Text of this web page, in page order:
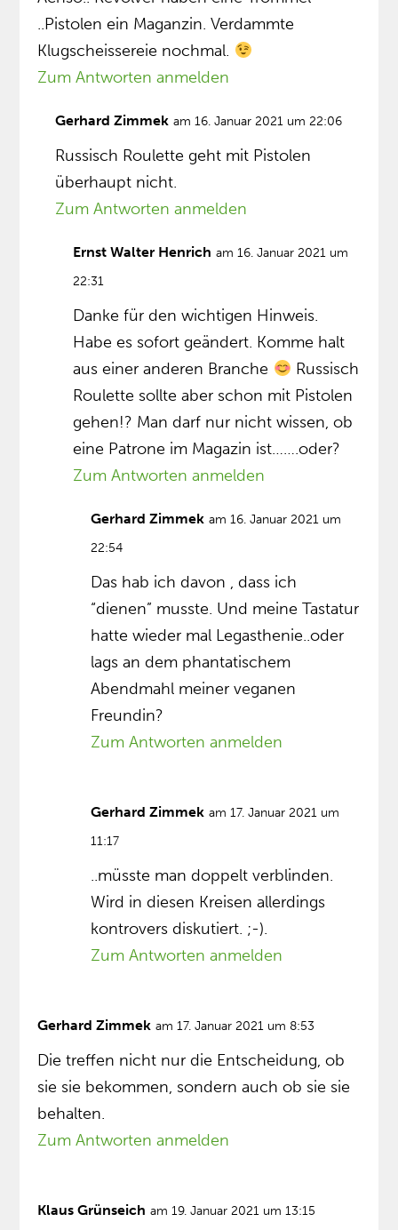
..Pistolen ein Maganzin. Verdammte
Klugscheissereie nochmal.
Zum Antworten anmelden
Gerhard Zimmek am 16. Januar 2021 um 22:06
Russisch Roulette geht mit Pistolen
überhaupt nicht.
Zum Antworten anmelden
Ernst Walter Henrich am 16. Januar 2021 um
22:31
Danke für den wichtigen Hinweis.
Habe es sofort geändert. Komme halt
aus einer anderen Branche
Russisch
Roulette sollte aber schon mit Pistolen
gehen!? Man darf nur nicht wissen, ob
eine Patrone im Magazin ist…….oder?
Zum Antworten anmelden
Gerhard Zimmek am 16. Januar 2021 um
22:54
Das hab ich davon , dass ich
“dienen” musste. Und meine Tastatur
hatte wieder mal Legasthenie..oder
lags an dem phantatischem
Abendmahl meiner veganen
Freundin?
Zum Antworten anmelden
Gerhard Zimmek am 17. Januar 2021 um
11:17
..müsste man doppelt verblinden.
Wird in diesen Kreisen allerdings
kontrovers diskutiert. ;-).
Zum Antworten anmelden
Gerhard Zimmek am 17. Januar 2021 um 8:53
Die treffen nicht nur die Entscheidung, ob
sie sie bekommen, sondern auch ob sie sie
behalten.
Zum Antworten anmelden
Klaus Grünseich am 19. Januar 2021 um 13:15